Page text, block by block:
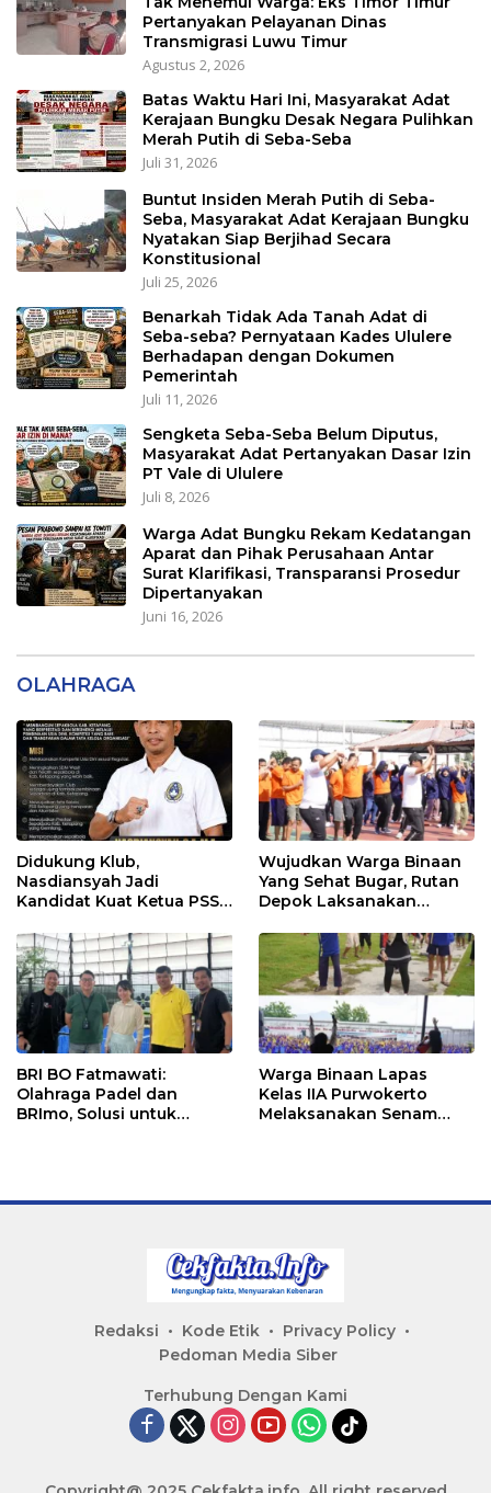
Pertanyakan Pelayanan Dinas
Transmigrasi Luwu Timur
Agustus 2, 2026
Batas Waktu Hari Ini, Masyarakat Adat
Kerajaan Bungku Desak Negara Pulihkan
Merah Putih di Seba-Seba
Juli 31, 2026
Buntut Insiden Merah Putih di Seba-
Seba, Masyarakat Adat Kerajaan Bungku
Nyatakan Siap Berjihad Secara
Konstitusional
Juli 25, 2026
Benarkah Tidak Ada Tanah Adat di
Seba-seba? Pernyataan Kades Ululere
Berhadapan dengan Dokumen
Pemerintah
Juli 11, 2026
Sengketa Seba-Seba Belum Diputus,
Masyarakat Adat Pertanyakan Dasar Izin
PT Vale di Ululere
Juli 8, 2026
Warga Adat Bungku Rekam Kedatangan
Aparat dan Pihak Perusahaan Antar
Surat Klarifikasi, Transparansi Prosedur
Dipertanyakan
Juni 16, 2026
OLAHRAGA
Didukung Klub,
Nasdiansyah Jadi
Kandidat Kuat Ketua PSSI
Wujudkan Warga Binaan
Yang Sehat Bugar, Rutan
Depok Laksanakan
BRI BO Fatmawati:
Olahraga Padel dan
BRImo, Solusi untuk
Warga Binaan Lapas
Kelas IIA Purwokerto
Melaksanakan Senam
Redaksi Kode Etik
Privacy Policy
Pedoman Media Siber
Terhubung Dengan Kami